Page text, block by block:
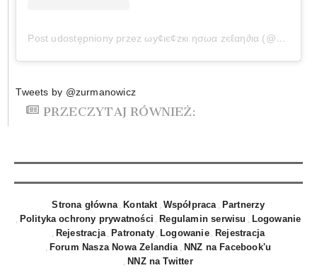
Post udostępniony przez ωу¢ιє¢zкι ησωα zєℓαη∂ια (@wycieczkinowazelandia)
Tweets by @zurmanowicz
PRZECZYTAJ RÓWNIEŻ:
Strona główna Kontakt Współpraca
Partnerzy
Polityka ochrony prywatności
Regulamin serwisu
Logowanie
Rejestracja
Patronaty Logowanie
Rejestracja
Forum Nasza Nowa Zelandia
NNZ na Facebook'u
NNZ na Twitter